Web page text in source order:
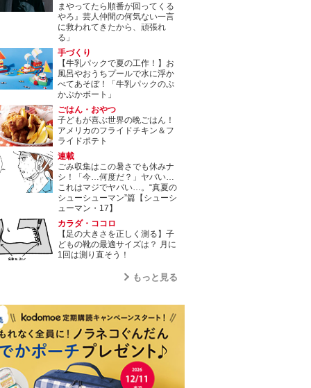
まやってたら順番が回ってくる
やろ』芸人仲間の何気ない一言
に救われてきたから、頑張れ
る」
手づくり
【牛乳パックで夏の工作！】お
風呂やおうちプールで水に浮か
べてあそぼ！「牛乳パックのぷ
かぷかボート」
ごはん・おやつ
子どもが喜ぶ世界の晩ごはん！
アメリカのフライドチキン＆フ
ライドポテト
連載
ごみ収集はこの暑さでも休みナ
シ！「今…何度だ？」ヤバい…
これはマジでヤバい…。“真夏の
シューシューマン”篇【シューシ
ューマン・17】
カラダ・ココロ
【足の大きさを正しく測る】子
どもの靴の最適サイズは？ 月に
1回は測り直そう！
もっと見る